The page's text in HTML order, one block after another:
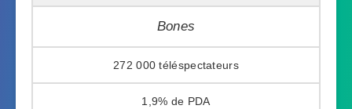
Bones
272 000
1,9%